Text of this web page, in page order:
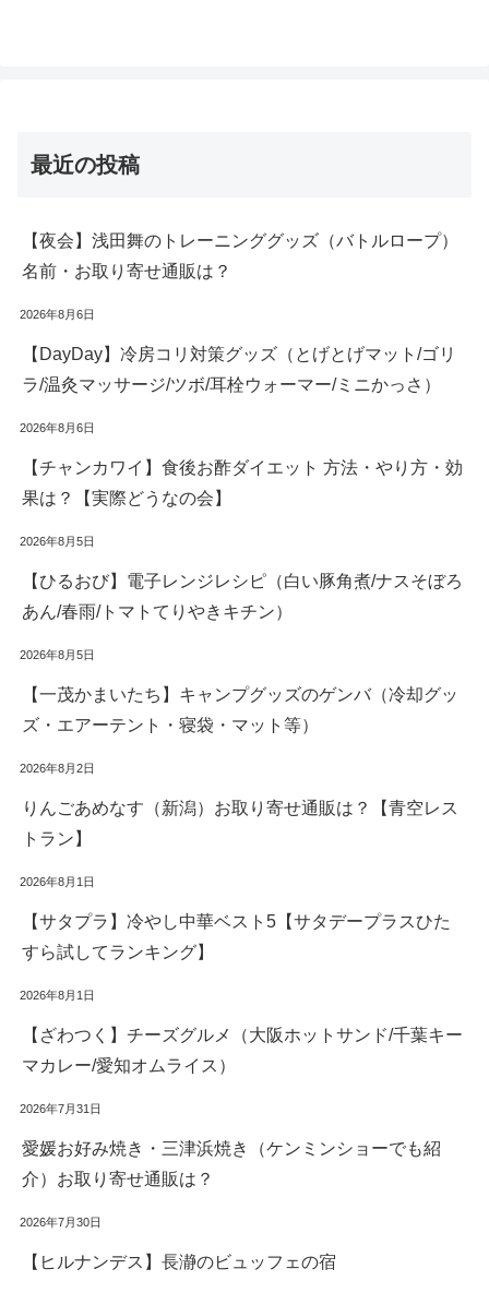
最近の投稿
【夜会】浅田舞のトレーニンググッズ（バトルロープ）
名前・お取り寄せ通販は？
2026年8月6日
【DayDay】冷房コリ対策グッズ（とげとげマット/ゴリ
ラ/温灸マッサージ/ツボ/耳栓ウォーマー/ミニかっさ）
2026年8月6日
【チャンカワイ】食後お酢ダイエット 方法・やり方・効
果は？【実際どうなの会】
2026年8月5日
【ひるおび】電子レンジレシピ（白い豚角煮/ナスそぼろ
あん/春雨/トマトてりやきキチン）
2026年8月5日
【一茂かまいたち】キャンプグッズのゲンバ（冷却グッ
ズ・エアーテント・寝袋・マット等）
2026年8月2日
りんごあめなす（新潟）お取り寄せ通販は？【青空レス
トラン】
2026年8月1日
【サタプラ】冷やし中華ベスト5【サタデープラスひた
すら試してランキング】
2026年8月1日
【ざわつく】チーズグルメ（大阪ホットサンド/千葉キー
マカレー/愛知オムライス）
2026年7月31日
愛媛お好み焼き・三津浜焼き（ケンミンショーでも紹
介）お取り寄せ通販は？
2026年7月30日
【ヒルナンデス】長瀞のビュッフェの宿